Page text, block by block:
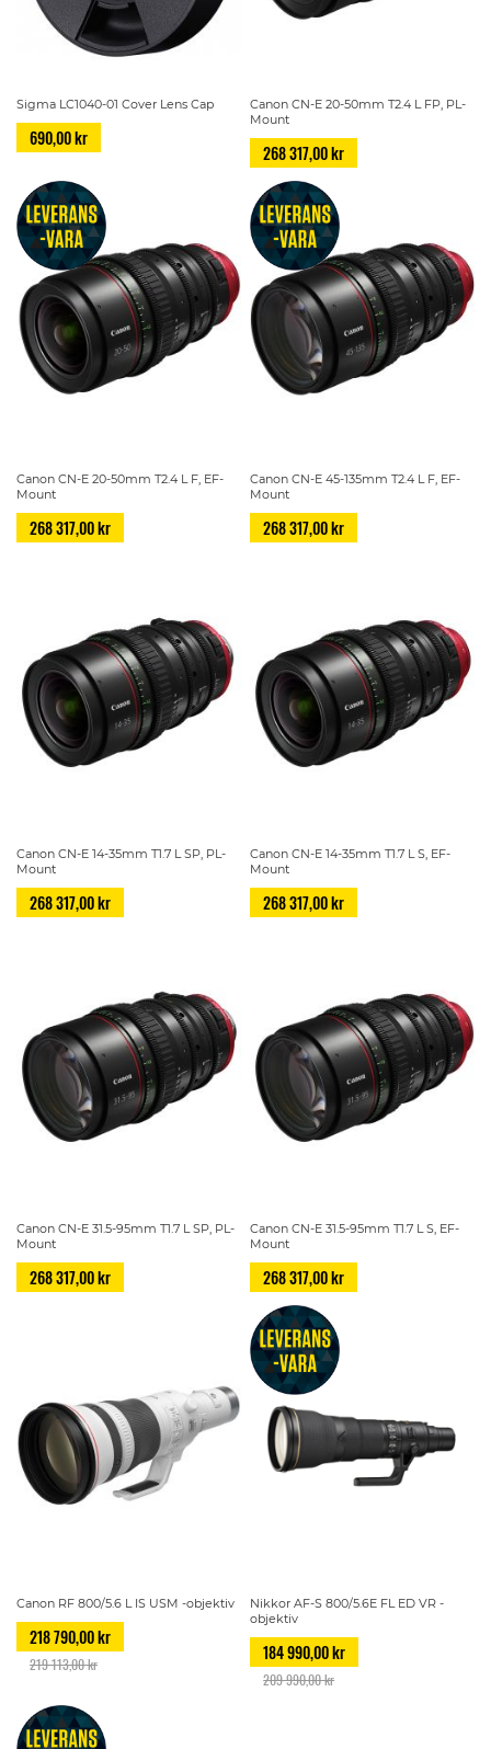
Sigma LC1040-01 Cover Lens Cap
690,00 kr
Canon CN-E 20-50mm T2.4 L FP, PL-
Mount
268 317,00 kr
Canon CN-E 20-50mm T2.4 L F, EF-
Mount
268 317,00 kr
Canon CN-E 45-135mm T2.4 L F, EF-
Mount
268 317,00 kr
Canon CN-E 14-35mm T1.7 L SP, PL-
Mount
268 317,00 kr
Canon CN-E 14-35mm T1.7 L S, EF-
Mount
268 317,00 kr
Canon CN-E 31.5-95mm T1.7 L SP, PL-
Mount
268 317,00 kr
Canon CN-E 31.5-95mm T1.7 L S, EF-
Mount
268 317,00 kr
Canon RF 800/5.6 L IS USM -objektiv
218 790,00 kr
219 113,00 kr
Nikkor AF-S 800/5.6E FL ED VR -
objektiv
184 990,00 kr
209 990,00 kr